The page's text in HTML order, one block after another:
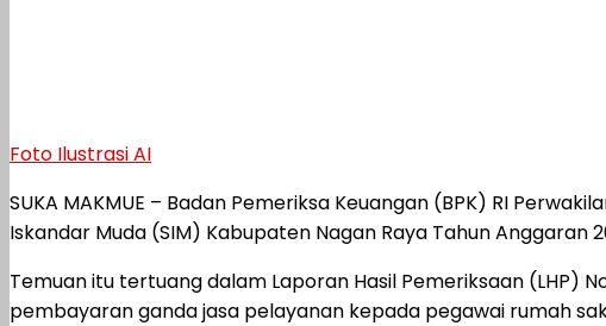
Foto Ilustrasi AI
SUKA MAKMUE – Badan Pemeriksa Keuangan (BPK) RI
Iskandar Muda (SIM) Kabupaten Nagan Raya Tahun
Temuan itu tertuang dalam Laporan Hasil Pemeriksaan (LHP)
pembayaran ganda jasa pelayanan kepada pegawai rumah